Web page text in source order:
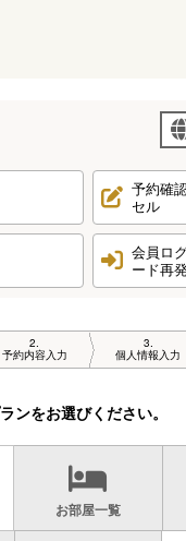
予約確
セル
会員ロ
ード再
2
予約内容入力
3
個人情報入力
ンをお選びください。
お部屋一覧